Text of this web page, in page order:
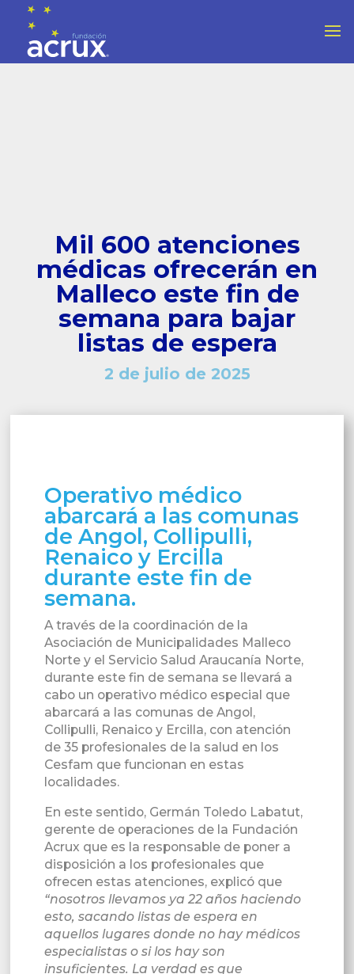
Mil 600 atenciones
médicas ofrecerán en
Malleco este fin de
semana para bajar
listas de espera
2 de julio de 2025
Operativo médico
abarcará a las comunas
de Angol, Collipulli,
Renaico y Ercilla
durante este fin de
semana.
A través de la coordinación de la
Asociación de Municipalidades Malleco
Norte y el Servicio Salud Araucanía Norte,
durante este fin de semana se llevará a
cabo un operativo médico especial que
abarcará a las comunas de Angol,
Collipulli, Renaico y Ercilla, con atención
de 35 profesionales de la salud en los
Cesfam que funcionan en estas
localidades.
En este sentido, Germán Toledo Labatut,
gerente de operaciones de la Fundación
Acrux que es la responsable de poner a
disposición a los profesionales que
ofrecen estas atenciones, explicó que
“nosotros llevamos ya 22 años haciendo
esto, sacando listas de espera en
aquellos lugares donde no hay médicos
especialistas o si los hay son
insuficientes. La verdad es que